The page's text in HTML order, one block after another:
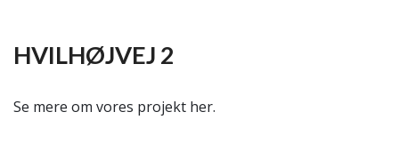
HVILHØJVEJ 2
Se mere om vores projekt her.